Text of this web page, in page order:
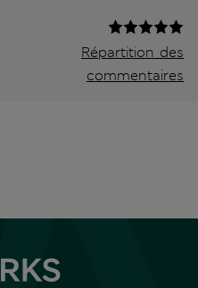
Répartition des
commentaires